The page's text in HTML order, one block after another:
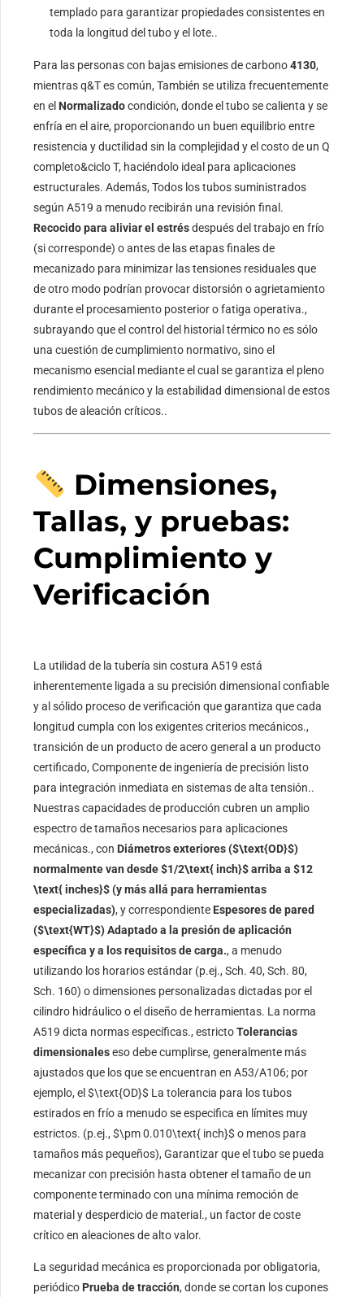
templado para garantizar propiedades consistentes en
toda la longitud del tubo y el lote..
Para las personas con bajas emisiones de carbono4130,
mientras q&T es común, También se utiliza frecuentemente
en el Normalizadocondición, donde el tubo se calienta y se
enfría en el aire, proporcionando un buen equilibrio entre
resistencia y ductilidad sin la complejidad y el costo de un Q
completo&ciclo T, haciéndolo ideal para aplicaciones
estructurales. Además, Todos los tubos suministrados
según A519 a menudo recibirán una revisión final.
Recocido para aliviar el estrésdespués del trabajo en frío
(si corresponde) o antes de las etapas finales de
mecanizado para minimizar las tensiones residuales que
de otro modo podrían provocar distorsión o agrietamiento
durante el procesamiento posterior o fatiga operativa.,
subrayando que el control del historial térmico no es sólo
una cuestión de cumplimiento normativo, sino el
mecanismo esencial mediante el cual se garantiza el pleno
rendimiento mecánico y la estabilidad dimensional de estos
tubos de aleación críticos..
Dimensiones,
Tallas, y pruebas:
Cumplimiento y
Verificación
La utilidad de la tubería sin costura A519 está
inherentemente ligada a su precisión dimensional confiable
y al sólido proceso de verificación que garantiza que cada
longitud cumpla con los exigentes criterios mecánicos.,
transición de un producto de acero general a un producto
certificado, Componente de ingeniería de precisión listo
para integración inmediata en sistemas de alta tensión..
Nuestras capacidades de producción cubren un amplio
espectro de tamaños necesarios para aplicaciones
mecánicas., con Diámetros exteriores ($\text{OD}$)
normalmente van desde$1/2\text{ inch}$arriba a$12
\text{ inches}$(y más allá para herramientas
especializadas), y correspondiente Espesores de pared
($\text{WT}$) Adaptado a la presión de aplicación
específica y a los requisitos de carga., a menudo
utilizando los horarios estándar (p.ej., Sch. 40, Sch. 80,
Sch. 160) o dimensiones personalizadas dictadas por el
cilindro hidráulico o el diseño de herramientas. La norma
A519 dicta normas específicas., estrictoTolerancias
dimensionaleseso debe cumplirse, generalmente más
ajustados que los que se encuentran en A53/A106; por
ejemplo, el$\text{OD}$ La tolerancia para los tubos
estirados en frío a menudo se especifica en límites muy
estrictos. (p.ej.,$\pm 0.010\text{ inch}$ o menos para
tamaños más pequeños), Garantizar que el tubo se pueda
mecanizar con precisión hasta obtener el tamaño de un
componente terminado con una mínima remoción de
material y desperdicio de material., un factor de coste
crítico en aleaciones de alto valor.
La seguridad mecánica es proporcionada por obligatoria,
periódico Prueba de tracción, donde se cortan los cupones